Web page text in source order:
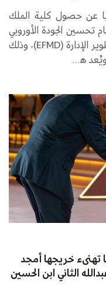
عن حصول كلية الملك
تحسين الجودة الأوروبي
(EQUIS)، التابع للمؤسسة الأوروبية لتطوير الإدارة (EFMD)، وذلك
ه...
تهنىء خريجها أمجد
الثاني ابن الحسين